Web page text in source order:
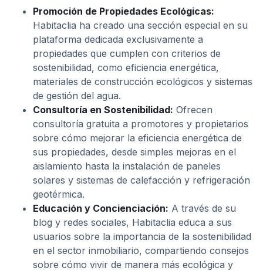
Promoción de Propiedades Ecológicas:
Habitaclia ha creado una sección especial en su
plataforma dedicada exclusivamente a
propiedades que cumplen con criterios de
sostenibilidad, como eficiencia energética,
materiales de construcción ecológicos y sistemas
de gestión del agua.
Consultoría en Sostenibilidad: Ofrecen
consultoría gratuita a promotores y propietarios
sobre cómo mejorar la eficiencia energética de
sus propiedades, desde simples mejoras en el
aislamiento hasta la instalación de paneles
solares y sistemas de calefacción y refrigeración
geotérmica.
Educación y Concienciación: A través de su
blog y redes sociales, Habitaclia educa a sus
usuarios sobre la importancia de la sostenibilidad
en el sector inmobiliario, compartiendo consejos
sobre cómo vivir de manera más ecológica y